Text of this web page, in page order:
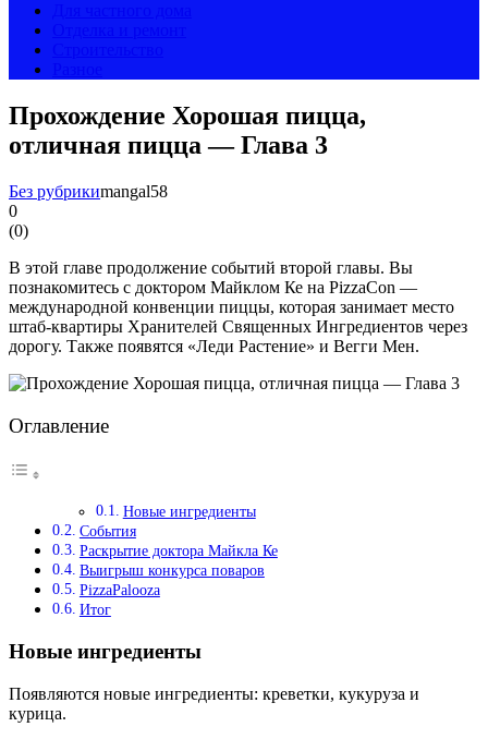
Прохождение Хорошая пицца,
отличная пицца — Глава 3
Без рубрикиmangal58
0
(0)
В этой главе продолжение событий второй главы. Вы
познакомитесь с доктором Майклом Ке на PizzaCon —
международной конвенции пиццы, которая занимает место
штаб-квартиры Хранителей Священных Ингредиентов через
дорогу. Также появятся «Леди Растение» и Вегги Мен.
Оглавление
Новые ингредиенты
События
Раскрытие доктора Майкла Ке
Выигрыш конкурса поваров
PizzaPalooza
Итог
Новые ингредиенты
Появляются новые ингредиенты: креветки, кукуруза и
курица.